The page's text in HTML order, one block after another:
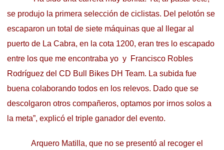
se produjo la primera selección de ciclistas. Del pelotón se
escaparon un total de siete máquinas que al llegar al
puerto de La Cabra, en la cota 1200, eran tres lo escapado
entre los que me encontraba yo y Francisco Robles
Rodríguez del CD Bull Bikes DH Team. La subida fue
buena colaborando todos en los relevos. Dado que se
descolgaron otros compañeros, optamos por irnos solos a
la meta”, explicó el triple ganador del evento.
Arquero Matilla, que no se presentó al recoger el